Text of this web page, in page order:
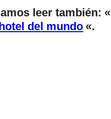
leer también: «
del mundo «.